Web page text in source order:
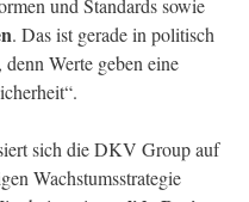
und Standards sowie
. Das ist gerade in politisch
Werte geben eine
sich die DKV Group auf
Wachstumsstrategie